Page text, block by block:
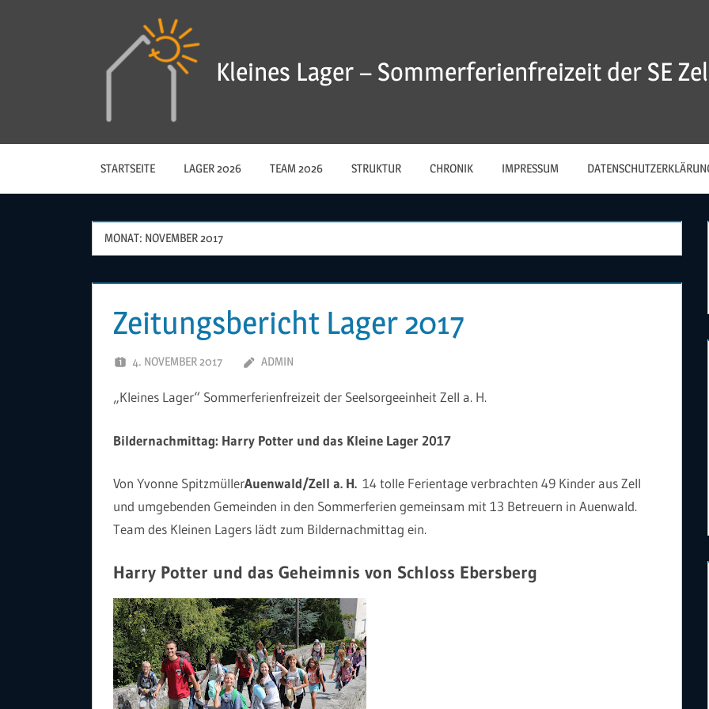
Kleines Lager – Sommerferienfreizeit der SE
STARTSEITE LAGER 2026 TEAM 2026 STRUKTUR CHRONIK IMPRESSUM
MONAT: NOVEMBER 2017
Zeitungsbericht Lager 2017
4. NOVEMBER 2017 ADMIN
„Kleines Lager“ Sommerferienfreizeit der Seelsorgeeinheit Zell a. H.
Bildernachmittag: Harry Potter und das Kleine Lager 2017
Von Yvonne SpitzmüllerAuenwald/Zell a. H.14 tolle Ferientage verbrachten 49 Kinder aus Zell
und umgebenden Gemeinden in den Sommerferien gemeinsam mit 13 Betreuern in Auenwald.
Team des Kleinen Lagers lädt zum Bildernachmittag ein.
Harry Potter und das Geheimnis von Schloss Ebersberg